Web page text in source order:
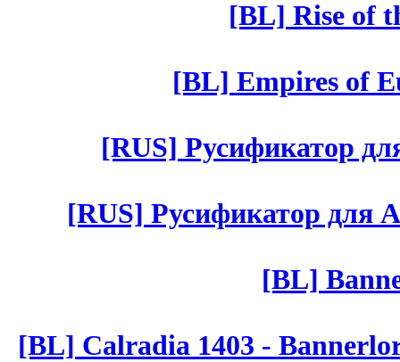
[BL] Rise of
[BL] Empires of
[RUS] Русификатор
[RUS] Русификатор для
[BL]
[BL] Calradia 1403 -